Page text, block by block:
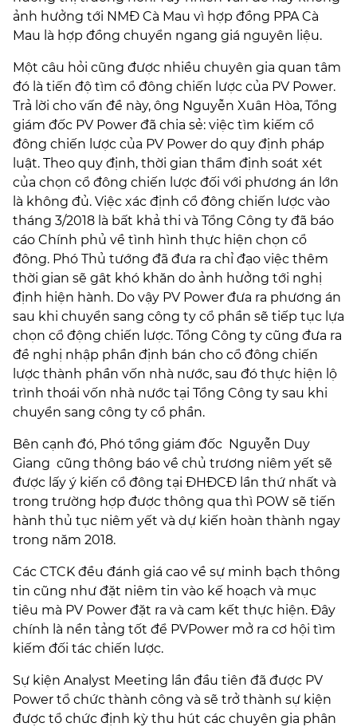
ảnh hưởng tới NMĐ Cà Mau vì hợp đồng PPA Cà
Mau là hợp đồng chuyển ngang giá nguyên liệu.
Một câu hỏi cũng được nhiều chuyên gia quan tâm
đó là tiến độ tìm cổ đông chiến lược của PV Power.
Trả lời cho vấn đề này, ông Nguyễn Xuân Hòa, Tổng
giám đốc PV Power đã chia sẻ: việc tìm kiếm cổ
đông chiến lược của PV Power do quy định pháp
luật. Theo quy định, thời gian thẩm định soát xét
của chọn cổ đông chiến lược đối với phương án lớn
là không đủ. Việc xác định cổ đông chiến lược vào
tháng 3/2018 là bất khả thi và Tổng Công ty đã báo
cáo Chính phủ về tình hình thực hiện chọn cổ
đông. Phó Thủ tướng đã đưa ra chỉ đạo việc thêm
thời gian sẽ gât khó khăn do ảnh hưởng tới nghị
định hiện hành. Do vậy PV Power đưa ra phương án
sau khi chuyển sang công ty cổ phần sẽ tiếp tục lựa
chọn cổ động chiến lược. Tổng Công ty cũng đưa ra
đề nghị nhập phần định bán cho cổ đông chiến
lược thành phần vốn nhà nước, sau đó thực hiện lộ
trình thoái vốn nhà nước tại Tổng Công ty sau khi
chuyển sang công ty cổ phần.
Bên cạnh đó, Phó tổng giám đốc Nguyễn Duy
Giang cũng thông báo về chủ trương niêm yết sẽ
được lấy ý kiến cổ đông tại ĐHĐCĐ lần thứ nhất và
trong trường hợp được thông qua thì POW sẽ tiến
hành thủ tục niêm yết và dự kiến hoàn thành ngay
trong năm 2018.
Các CTCK đều đánh giá cao về sự minh bạch thông
tin cũng như đặt niêm tin vào kế hoạch và mục
tiêu mà PV Power đặt ra và cam kết thực hiện. Đây
chính là nền tảng tốt để PVPower mở ra cơ hội tìm
kiếm đối tác chiến lược.
Sự kiện Analyst Meeting lần đầu tiên đã được PV
Power tổ chức thành công và sẽ trở thành sự kiện
được tổ chức định kỳ thu hút các chuyên gia phân